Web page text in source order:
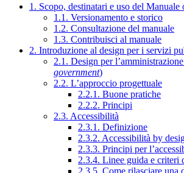
1. Scopo, destinatari e uso del Manuale
1.1. Versionamento e storico
1.2. Consultazione del manuale
1.3. Contribuisci al manuale
2. Introduzione al design per i servizi
2.1. Design per
government)
2.2. L’approccio progettuale
2.2.1. Buone pratiche
2.2.2. Principi
2.3. Accessibilità
2.3.1. Definizione
2.3.2. Accessibilità by
2.3.3. Principi per
2.3.4. Linee guida e criteri
2.3.5. Come rilasciare una